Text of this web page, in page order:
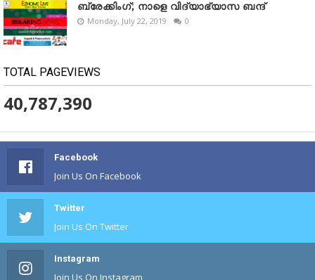
ബ്രേക്കിംഗ്; നാളെ വിദ്യാഭ്യാസ ബന്ദ്
Monday, July 22, 2019 0
TOTAL PAGEVIEWS
40,787,390
Facebook
Join Us On Facebook
Twitter
Join Us On Twitter
Instagram
Join Us On Instagram